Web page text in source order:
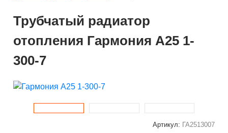
Трубчатый радиатор
отопления Гармония А25 1-
300-7
Артикул: ГА2513007